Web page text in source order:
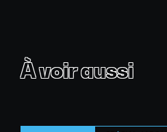
À voir aussi